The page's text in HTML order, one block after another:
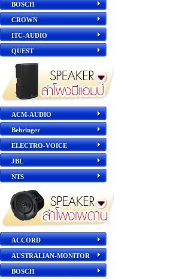
BOSCH
CROWN
ITC-AUDIO
QUEST
ACM-AUDIO
Behringer
ELECTRO-VOICE
JBL
NTS
ACCORD
AUSTRALIAN-MONITOR
BOSCH